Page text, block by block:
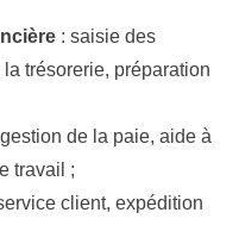
: saisie des
trésorerie, préparation
de la paie, aide à
travail ;
client, expédition